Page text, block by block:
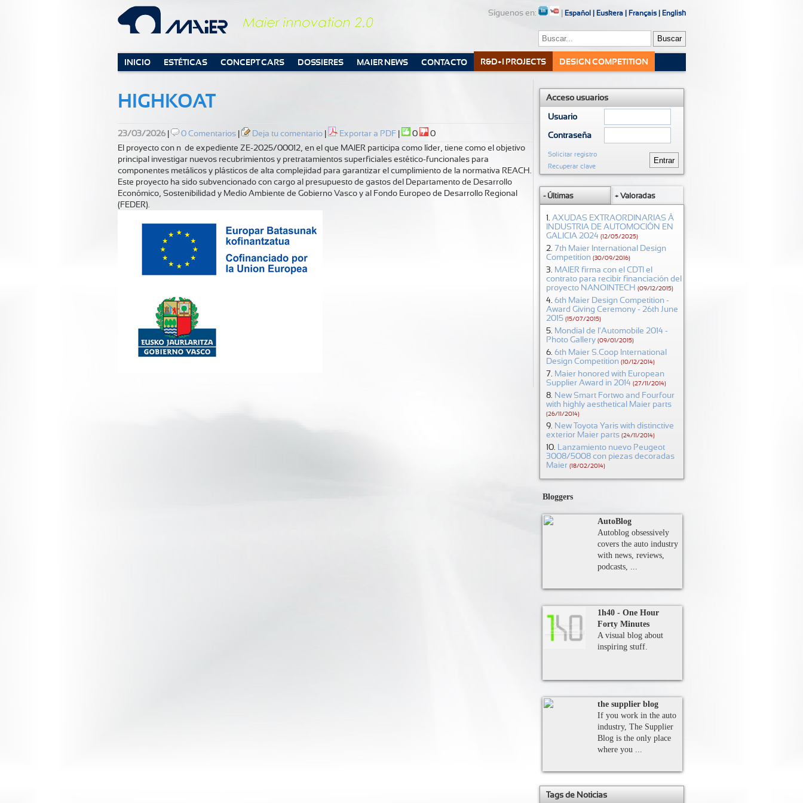
Síguenos en: | Español Euskera Français English
INICIO ESTÉTICAS CONCEPT CARS DOSSIERES MAIER NEWS CONTACTO R&D+I PROJECTS DESIGN COMPETITION
HIGHKOAT
23/03/2026| 0 Comentarios| Deja tu comentario| Exportar a PDF| 0
0
El proyecto con nº de expediente ZE-2025/00012, en el que MAIER participa como líder, tiene como el objetivo
principal investigar nuevos recubrimientos y pretratamientos superficiales estético-funcionales para
componentes metálicos y plásticos de alta complejidad para garantizar el cumplimiento de la normativa REACH.
Este proyecto ha sido subvencionado con cargo al presupuesto de gastos del Departamento de Desarrollo
Económico, Sostenibilidad y Medio Ambiente de Gobierno Vasco y al Fondo Europeo de Desarrollo Regional
(FEDER).
Acceso usuarios
Usuario
Contraseña
Solicitar registro
Recuperar clave
- Últimas + Valoradas
AXUDAS EXTRAORDINARIAS Á
INDUSTRIA DE AUTOMOCIÓN EN
GALICIA 2024 (12/05/2025)
7th Maier International Design
Competition (30/09/2016)
MAIER firma con el CDTI el
contrato para recibir financiación del
proyecto NANOINTECH (09/12/2015)
6th Maier Design Competition -
Award Giving Ceremony - 26th June
2015 (15/07/2015)
Mondial de l'Automobile 2014 -
Photo Gallery (09/01/2015)
6th Maier S.Coop International
Design Competition (10/12/2014)
Maier honored with European
Supplier Award in 2014 (27/11/2014)
New Smart Fortwo and Fourfour
with highly aesthetical Maier parts
(26/11/2014)
New Toyota Yaris with distinctive
exterior Maier parts (24/11/2014)
Lanzamiento nuevo Peugeot
3008/5008 con piezas decoradas
Maier (18/02/2014)
Bloggers
AutoBlog
Autoblog obsessively
covers the auto industry
with news, reviews,
podcasts, ...
1h40 - One Hour
Forty Minutes
A visual blog about
inspiring stuff.
the supplier blog
If you work in the auto
industry, The Supplier
Blog is the only place
where you ...
Tags de Noticias
AXUDAS
EXTRAORDINARIAS
Á INDUSTRIA DE